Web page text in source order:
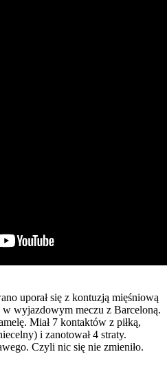
uporał się z kontuzją mięśniową
wyjazdowym meczu z Barceloną.
Miał 7 kontaktów z piłką,
i zanotował 4 straty.
Czyli nic się nie zmieniło.